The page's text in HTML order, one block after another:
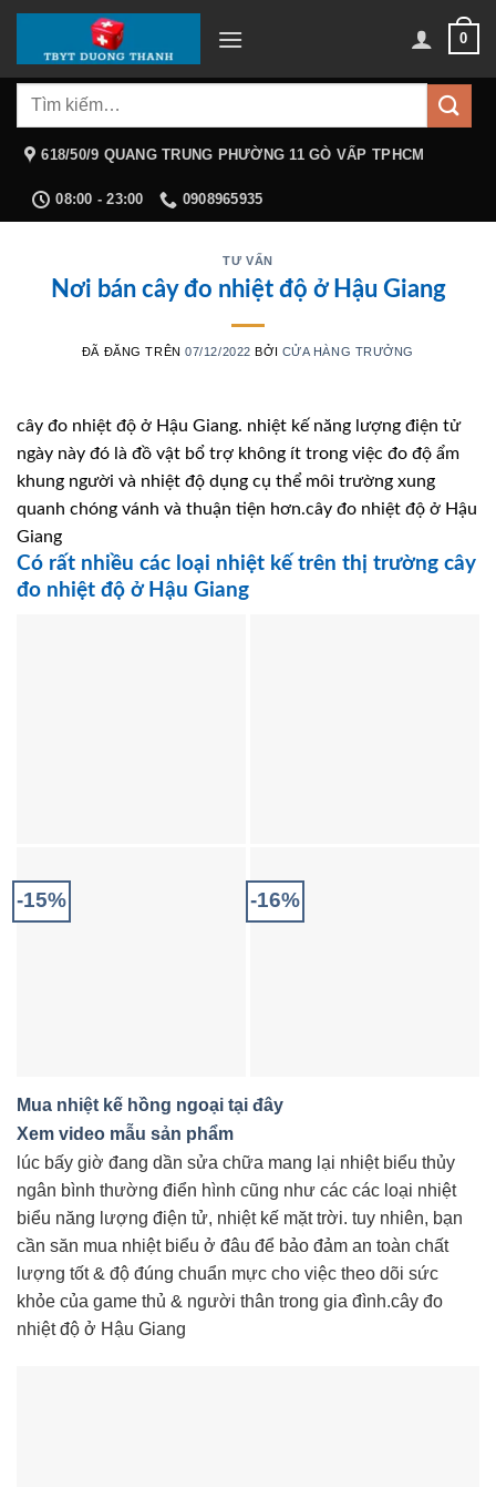
Chuyển
nội
dung
0
Tìm
618/50/9 QUANG TRUNG PHƯỜNG 11 GÒ VẤP TPHCM
08:00 - 23:00 0908965935
TƯ VẤN
Nơi bán cây đo nhiệt độ ở Hậu Giang
ĐÃ ĐĂNG TRÊN07/12/2022 BỞI CỬA HÀNG TRƯỞNG
cây đo nhiệt độ ở Hậu Giang. nhiệt kế năng lượng điện tử
ngày này đó là đồ vật bổ trợ không ít trong việc đo độ ẩm
khung người và nhiệt độ dụng cụ thể môi trường xung
quanh chóng vánh và thuận tiện hơn.cây đo nhiệt độ ở Hậu
Giang
Có rất nhiều các loại nhiệt kế trên thị trường cây
đo nhiệt độ ở Hậu Giang
-15% -16%
Mua nhiệt kế hồng ngoại tại đây
Xem video mẫu sản phẩm
lúc bấy giờ đang dần sửa chữa mang lại nhiệt biểu thủy
ngân bình thường điển hình cũng như các các loại nhiệt
biểu năng lượng điện tử, nhiệt kế mặt trời. tuy nhiên, bạn
cần săn mua nhiệt biểu ở đâu để bảo đảm an toàn chất
lượng tốt & độ đúng chuẩn mực cho việc theo dõi sức
khỏe của game thủ & người thân trong gia đình.cây đo
nhiệt độ ở Hậu Giang